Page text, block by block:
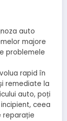
auto
majore
problemele
rapid în
remediate la
auto, poți
ceea
reparație